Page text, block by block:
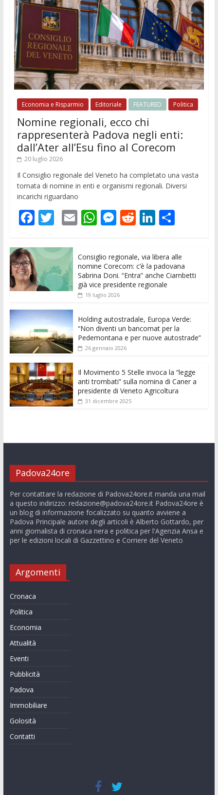
Economia e Risparmio Editoriale FEATURED Politica
Nomine regionali, ecco chi
rappresenterà Padova negli enti:
dall’Ater all’Esu fino al Corecom
20 luglio 2026
Il Consiglio regionale del Veneto ha completato una vasta
tornata di nomine in enti e organismi regionali. Diversi
incarichi riguardano
F
e
b
o
o
k
T
itt
er
E
l
W
at
s
A
p
M
e
n
g
R
di
t
Li
k
e
dI
C
n
di
vi
Consiglio regionale, via libera alle
nomine Corecom: c’è la padovana
Sabrina Doni. “Entra” anche Ciambetti
già vice presidente regionale
19 luglio 2026
Holding autostradale, Europa Verde:
“Non diventi un bancomat per la
Pedemontana e per nuove autostrade”
26 gennaio 2026
Il Movimento 5 Stelle invoca la “legge
anti trombati” sulla nomina di Caner a
presidente di Veneto Agricoltura
31 dicembre 2025
Padova24ore
Per contattare la redazione di Padova24ore.it manda una mail
a questo indirizzo: redazione@padova24ore.itPadova24ore è
un blog di informazione focalizzato su quanto avviene a
Padova Principale autore degli articoli è Alberto Gottardo, per
anni giornalista di cronaca nera e politica per l'Agenzia Ansa e
per le edizioni locali di Gazzettino e Corriere del Veneto
Argomenti
Cronaca
Politica
Economia
Attualità
Eventi
Pubblicità
Padova
Immobiliare
Golosità
Contatti